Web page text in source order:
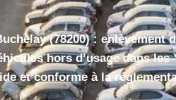
(78200) : enlèvement
hors d’usage dans les
et conforme à la